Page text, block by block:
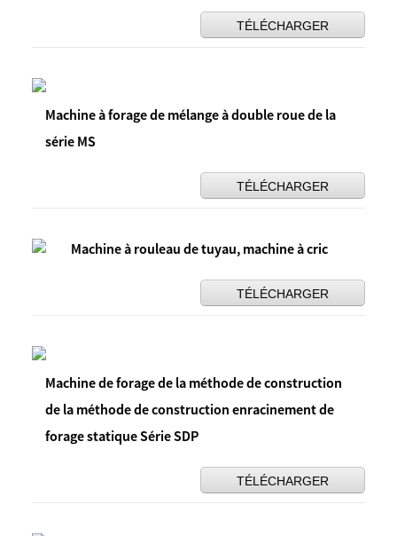
TÉLÉCHARGER
Machine à forage de mélange à double roue de la
série MS
TÉLÉCHARGER
Machine à rouleau de tuyau, machine à cric
TÉLÉCHARGER
Machine de forage de la méthode de construction
de la méthode de construction enracinement de
forage statique Série SDP
TÉLÉCHARGER